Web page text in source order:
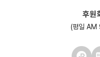
후원
(평일